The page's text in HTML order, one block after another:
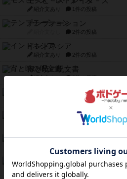
紹介文あり 1件の投稿
テンプテーション
2件の投稿
インドネシア
紹介文あり 2件の投稿
宵と暁の呪文書
紹介文あり 8件の投稿
リスボン・トラム 28
9件の投稿
1件の投稿
ブラヴェスト
スペクタキュラー
紹介文なし 1件の投稿